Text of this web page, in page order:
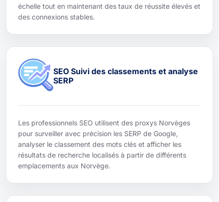
échelle tout en maintenant des taux de réussite élevés et
des connexions stables.
SEO Suivi des classements et analyse
SERP
Les professionnels SEO utilisent des proxys Norvèges
pour surveiller avec précision les SERP de Google,
analyser le classement des mots clés et afficher les
résultats de recherche localisés à partir de différents
emplacements aux Norvège.